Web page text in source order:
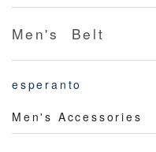
Men's Belt
esperanto
Men's Accessories